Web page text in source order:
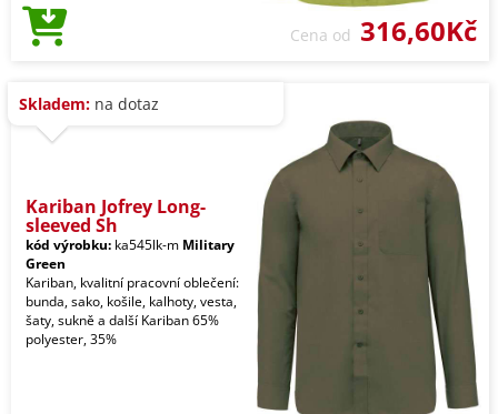
Cena od 316,60Kč
Skladem: na dotaz
Kariban Jofrey Long-
sleeved Sh
kód výrobku: ka545lk-m Military
Green
Kariban, kvalitní pracovní oblečení:
bunda, sako, košile, kalhoty, vesta,
šaty, sukně a další Kariban 65%
polyester, 35%